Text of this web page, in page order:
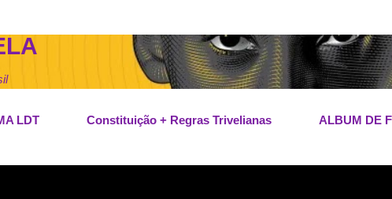
LDT Constituição + Regras Trivelianas ALBUM DE